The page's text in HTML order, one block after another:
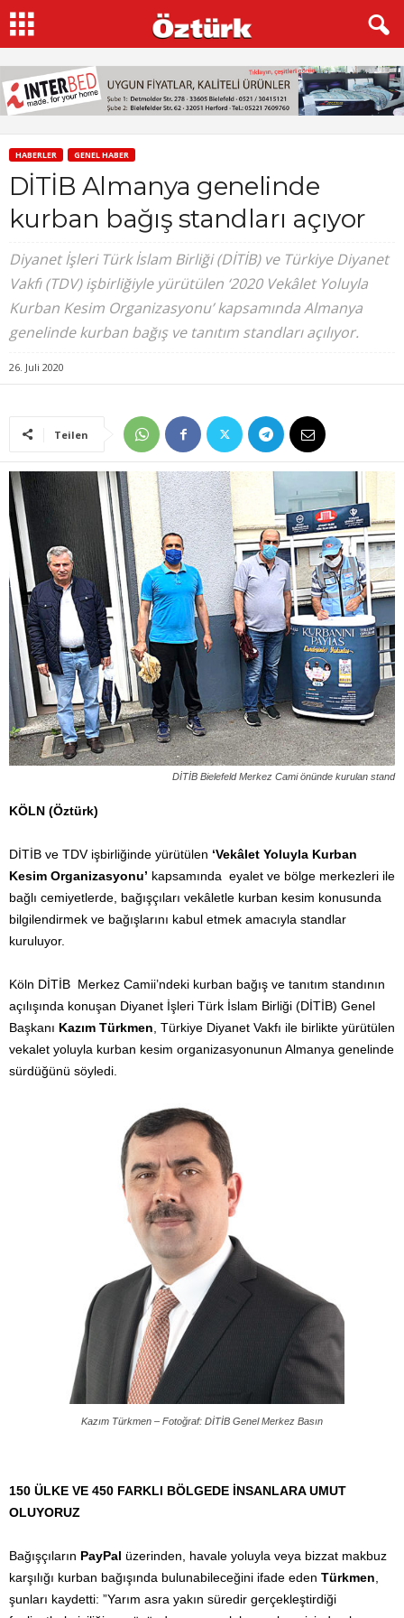
HABERLER GENEL HABER
DİTİB Almanya genelinde
kurban bağış standları açıyor
Diyanet İşleri Türk İslam Birliği (DİTİB) ve Türkiye Diyanet
Vakfı (TDV) işbirliğiyle yürütülen ‘2020 Vekâlet Yoluyla
Kurban Kesim Organizasyonu’ kapsamında Almanya
genelinde kurban bağış ve tanıtım standları açılıyor.
26. Juli 2020
Teilen
DİTİB Bielefeld Merkez Cami önünde kurulan stand
KÖLN (Öztürk)
DİTİB ve TDV işbirliğinde yürütülen ‘Vekâlet Yoluyla Kurban
Kesim Organizasyonu’ kapsamında eyalet ve bölge merkezleri ile
bağlı cemiyetlerde, bağışçıları vekâletle kurban kesim konusunda
bilgilendirmek ve bağışlarını kabul etmek amacıyla standlar
kuruluyor.
Köln DİTİB Merkez Camii’ndeki kurban bağış ve tanıtım standının
açılışında konuşan Diyanet İşleri Türk İslam Birliği (DİTİB) Genel
Başkanı Kazım Türkmen , Türkiye Diyanet Vakfı ile birlikte yürütülen
vekalet yoluyla kurban kesim organizasyonunun Almanya genelinde
sürdüğünü söyledi.
Kazım Türkmen – Fotoğraf: DİTİB Genel Merkez Basın
150 ÜLKE VE 450 FARKLI BÖLGEDE İNSANLARA UMUT
OLUYORUZ
Bağışçıların PayPal üzerinden, havale yoluyla veya bizzat makbuz
karşılığı kurban bağışında bulunabileceğini ifade eden Türkmen
şunları kaydetti: ”Yarım asra yakın süredir gerçekleştirdiği